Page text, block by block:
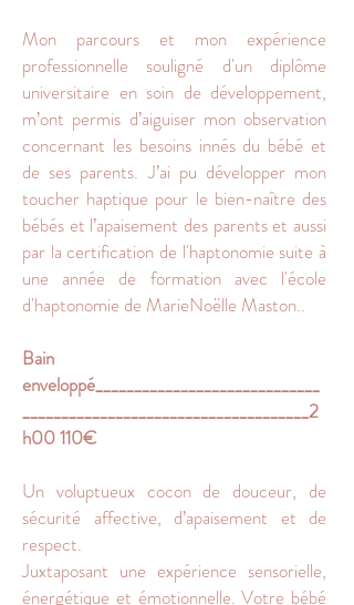
Mon parcours et mon expérience
professionnelle souligné d'un diplôme
universitaire en soin de développement,
m’ont permis d’aiguiser mon observation
concernant les besoins innés du bébé et
de ses parents. J’ai pu développer mon
toucher haptique pour le bien-naître des
bébés et l’apaisement des parents et aussi
par la certification de l'haptonomie suite à
une année de formation avec l'école
d'haptonomie de MarieNoëlle Maston..
Bain
enveloppé_____________________________
_____________________________________2
h00 110€
Un voluptueux cocon de douceur, de
sécurité affective, d’apaisement et de
respect.
Juxtaposant une expérience sensorielle,
énergétique et émotionnelle. Votre bébé